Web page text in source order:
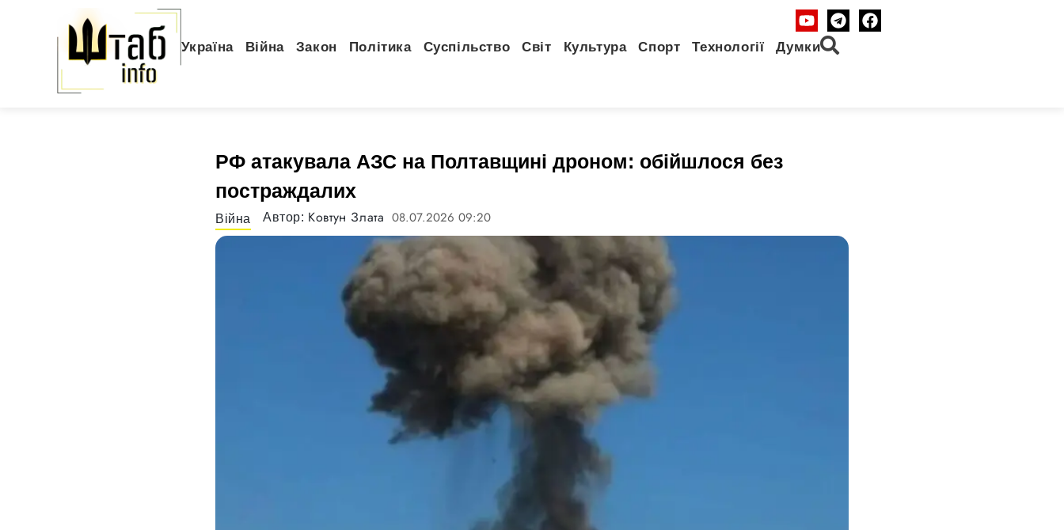
Україна Війна Закон Політика Суспільство Світ Культура Спорт Технології Думки
РФ атакувала АЗС на Полтавщині дроном: обійшлося без
постраждалих
Війна Автор: Ковтун Злата 08.07.2026 09:20